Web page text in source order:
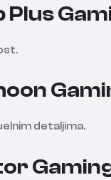
detaljima.